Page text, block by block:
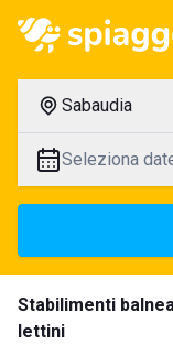
Sabaudia
Seleziona
Stabilimenti
lettini